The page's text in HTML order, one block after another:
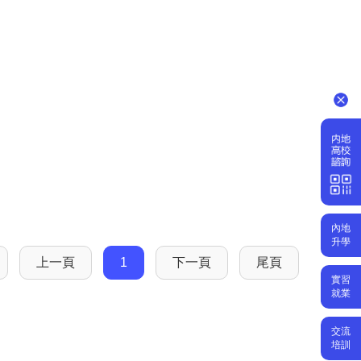
上一頁 1 下一頁 尾頁
內地
升學
實習
就業
交流
培訓